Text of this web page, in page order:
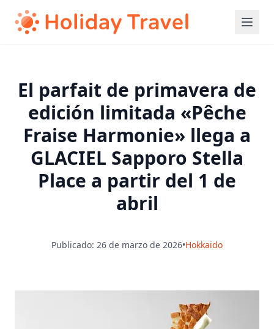
El parfait de primavera de
edición limitada «Pêche
Fraise Harmonie» llega a
GLACIEL Sapporo Stella
Place a partir del 1 de
abril
Publicado: 26 de marzo de 2026•Hokkaido